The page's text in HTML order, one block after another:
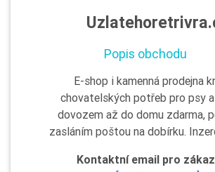
Popis obchodu
E-shop i kamenná prodejna
chovatelských potřeb pro psy
dovozem až do domu zdarma,
zasláním poštou na dobírku.
Kontaktní email pro